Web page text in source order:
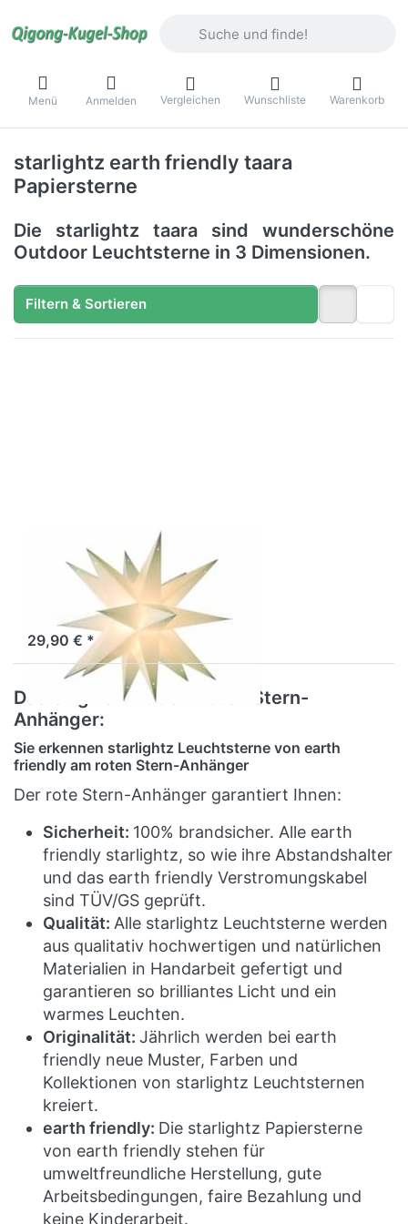
Menü Anmelden Vergleichen Wunschliste Warenkorb
starlightz earth friendly taara
Papiersterne
Die starlightz taara sind wunderschöne
Outdoor Leuchtsterne in 3 Dimensionen.
Filtern & Sortieren
EARTH FRIENDLY
starlightz taara
Sofort versandfertig, Lieferzeit 1-3 Werktage.
29,90 € *
Das Original mit dem roten Stern-
Anhänger:
Sie erkennen starlightz Leuchtsterne von earth
friendly am roten Stern-Anhänger
Der rote Stern-Anhänger garantiert Ihnen:
Sicherheit: 100% brandsicher. Alle earth
friendly starlightz, so wie ihre Abstandshalter
und das earth friendly Verstromungskabel
sind TÜV/GS geprüft.
Qualität: Alle starlightz Leuchtsterne werden
aus qualitativ hochwertigen und natürlichen
Materialien in Handarbeit gefertigt und
garantieren so brilliantes Licht und ein
warmes Leuchten.
Originalität: Jährlich werden bei earth
friendly neue Muster, Farben und
Kollektionen von starlightz Leuchtsternen
kreiert.
earth friendly: Die starlightz Papiersterne
von earth friendly stehen für
umweltfreundliche Herstellung, gute
Arbeitsbedingungen, faire Bezahlung und
keine Kinderarbeit.